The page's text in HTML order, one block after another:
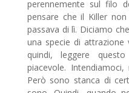
perennemente sul filo
pensare che il Killer
passava di lì. Diciamo
una specie di
quindi, leggere
piacevole.
Però sono stanca di